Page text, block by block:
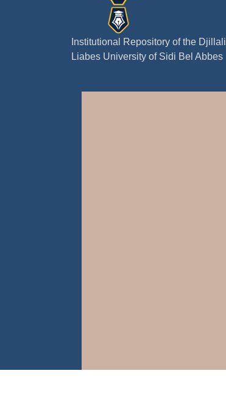
Institutional Repository of the Djillali
Liabes University of Sidi Bel Abbes